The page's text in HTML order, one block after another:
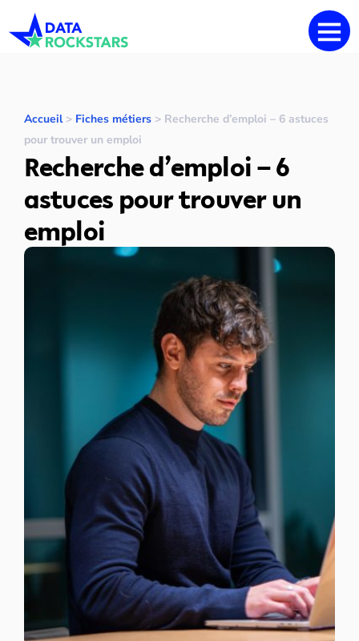
Accueil> Fiches métiers > Recherche d’emploi – 6 astuces
pour trouver un emploi
Recherche d’emploi – 6
astuces pour trouver un
emploi